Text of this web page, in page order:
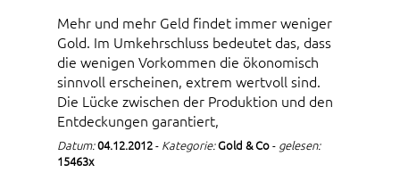
Mehr und mehr Geld findet immer weniger
Gold. Im Umkehrschluss bedeutet das, dass
die wenigen Vorkommen die ökonomisch
sinnvoll erscheinen, extrem wertvoll sind.
Die Lücke zwischen der Produktion und den
Entdeckungen garantiert,
Datum:04.12.2012- Kategorie:Gold & Co- gelesen:
15463x